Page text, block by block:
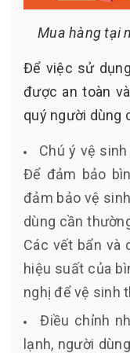
Mua hàng tại
Để việc sử
được an toàn
quý người dùng
Chú ý vệ
Để đảm bảo
đảm bảo vệ
dùng cần
Các vết bẩn và
hiệu suất của
nghị để vệ sinh
Điều chỉnh
lạnh, người